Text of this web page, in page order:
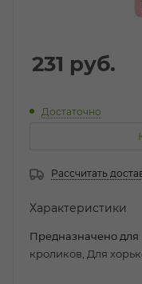
231 руб.
Достаточно
Рассчитать
Характеристики
Предназначено для
кроликов, Для